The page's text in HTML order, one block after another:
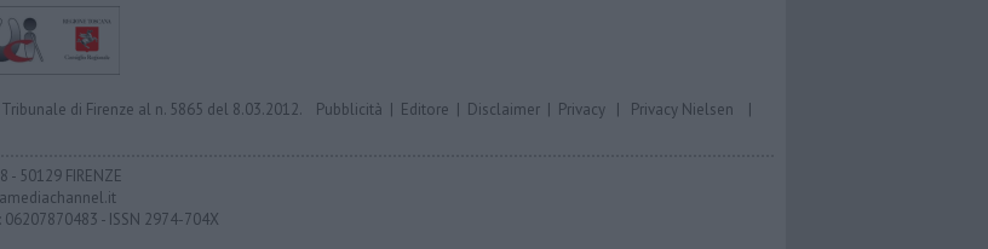
di Firenze al n. 5865 del 8.03.2012. Pubblicità | Editore | Disclaimer | Privacy | Privacy Nielsen |
- 50129 FIRENZE
06207870483 - ISSN 2974-704X